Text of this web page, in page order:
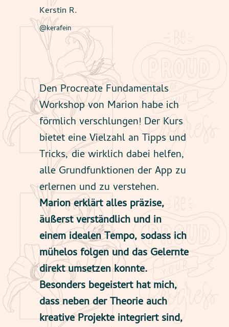
Kerstin R.
@kerafein
Den Procreate Fundamentals
Workshop von Marion habe ich
förmlich verschlungen! Der Kurs
bietet eine Vielzahl an Tipps und
Tricks, die wirklich dabei helfen,
alle Grundfunktionen der App zu
erlernen und zu verstehen.
Marion erklärt alles präzise,
äußerst verständlich und in
einem idealen Tempo, sodass ich
mühelos folgen und das Gelernte
direkt umsetzen konnte.
Besonders begeistert hat mich,
dass neben der Theorie auch
kreative Projekte integriert sind,